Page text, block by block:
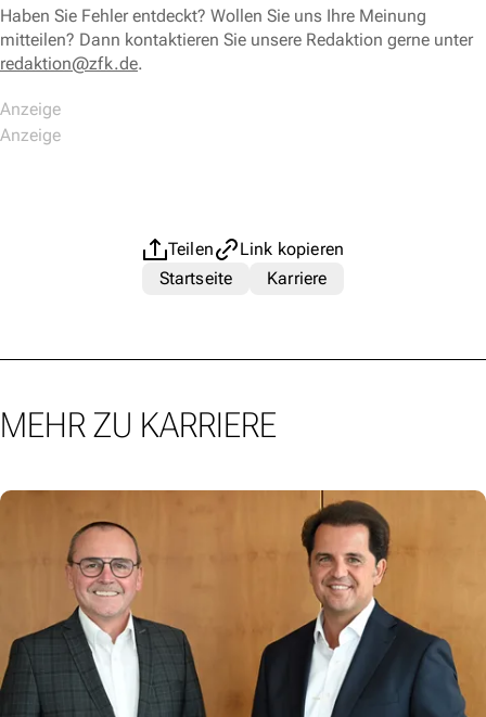
Haben Sie Fehler entdeckt? Wollen Sie uns Ihre Meinung
mitteilen? Dann kontaktieren Sie unsere Redaktion gerne unter
redaktion@zfk.de.
Teilen
Link kopieren
Startseite
Karriere
MEHR ZU KARRIERE